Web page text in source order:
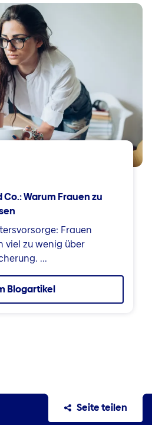
Warum Frauen zu
Frauen
viel zu wenig über
...
Blogartikel
Seite teilen